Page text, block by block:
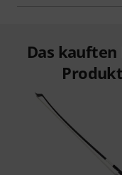
Das kauften